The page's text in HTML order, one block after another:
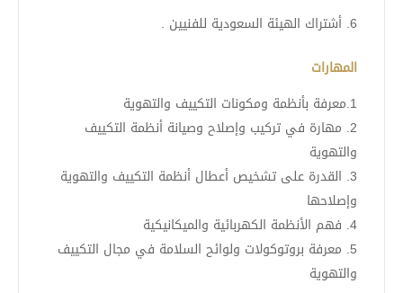
6. أشتراك الهيئة السعودية للفنيين .
المهارات
1.معرفة بأنظمة ومكونات التكييف والتهوية
2. مهارة في تركيب وإصلاح وصيانة أنظمة التكييف
والتهوية
3. القدرة على تشخيص أعطال أنظمة التكييف والتهوية
وإصلاحها
4. فهم الأنظمة الكهربائية والميكانيكية
5. معرفة بروتوكولات ولوائح السلامة في مجال التكييف
والتهوية